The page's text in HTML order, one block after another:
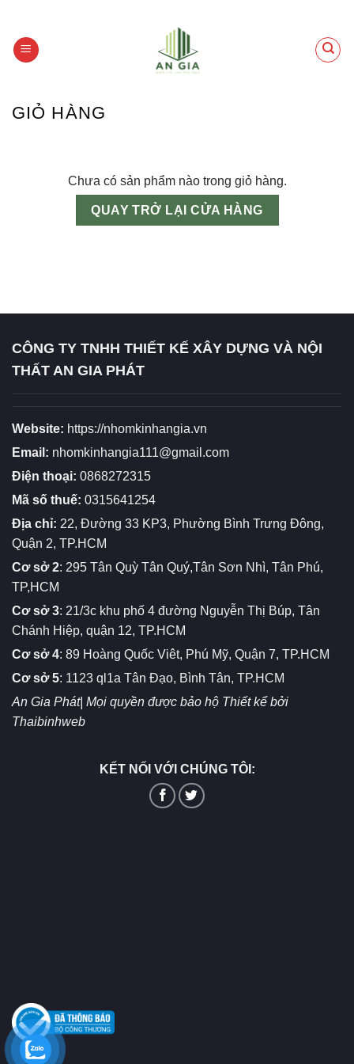
content
GIỎ HÀNG
Chưa có sản phẩm nào trong giỏ hàng.
QUAY TRỞ LẠI CỬA HÀNG
CÔNG TY TNHH THIẾT KẾ XÂY DỰNG VÀ NỘI
THẤT AN GIA PHÁT
Website: https://nhomkinhangia.vn
Email: nhomkinhangia111@gmail.com
Điện thoại: 0868272315
Mã số thuế: 0315641254
Địa chỉ: 22, Đường 33 KP3, Phường Bình Trưng Đông,
Quận 2, TP.HCM
Cơ sở 2: 295 Tân Quỳ Tân Quý,Tân Sơn Nhì, Tân Phú,
TP,HCM
Cơ sở 3: 21/3c khu phố 4 đường Nguyễn Thị Búp, Tân
Chánh Hiệp, quận 12, TP.HCM
Cơ sở 4: 89 Hoàng Quốc Viêt, Phú Mỹ, Quận 7, TP.HCM
Cơ sở 5: 1123 ql1a Tân Đạo, Bình Tân, TP.HCM
An Gia Phát| Mọi quyền được bảo hộ Thiết kể bởi
Thaibinhweb
KẾT NỐI VỚI CHÚNG TÔI: